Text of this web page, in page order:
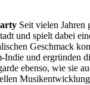
Seit vielen
und spielt dabei
Geschmack
Indie und ergründen
ebenso, wie sie